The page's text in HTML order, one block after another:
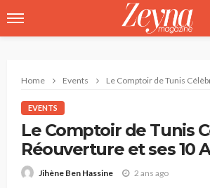
Home Events Le Comptoir de Tunis Célèbre sa Réouverture et
EVENTS
Le Comptoir de Tunis
Réouverture et ses 10
d’Élégance
Jihène Ben Hassine 2 ans ago